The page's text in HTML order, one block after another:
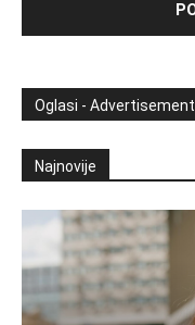
Oglasi - Advertisement
Najnovije